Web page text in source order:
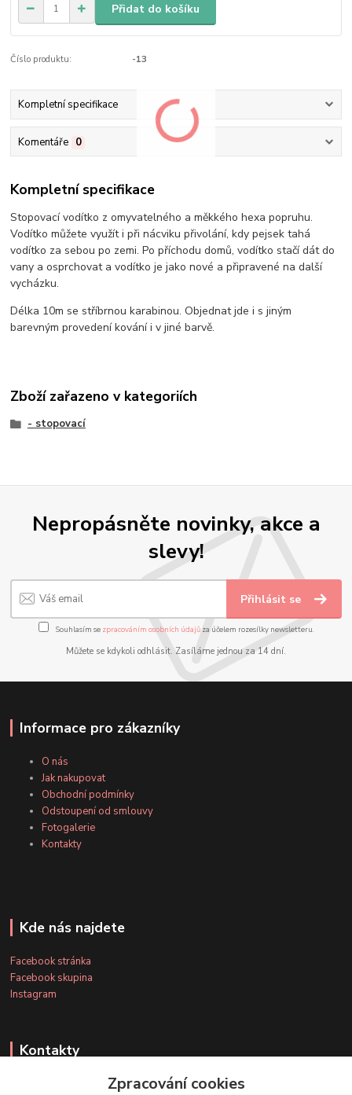
Přidat do košíku
Číslo produktu: -13
Kompletní specifikace
Komentáře 0
Kompletní specifikace
Stopovací vodítko z omyvatelného a měkkého hexa popruhu.
Vodítko můžete využít i při nácviku přivolání, kdy pejsek tahá
vodítko za sebou po zemi. Po příchodu domů, vodítko stačí dát do
vany a osprchovat a vodítko je jako nové a připravené na další
vycházku.
Délka 10m se stříbrnou karabinou. Objednat jde i s jiným
barevným provedení kování i v jiné barvě.
Zboží zařazeno v kategoriích
- stopovací
Nepropásněte novinky, akce a
slevy!
Přihlásit se
Souhlasím se zpracováním osobních údajůza účelem rozesílky newsletteru.
Můžete se kdykoli odhlásit. Zasíláme jednou za 14 dní.
Informace pro zákazníky
O nás
Jak nakupovat
Obchodní podmínky
Odstoupení od smlouvy
Fotogalerie
Kontakty
Kde nás najdete
Facebook stránka
Facebook skupina
Instagram
Kontakty
Zpracování cookies